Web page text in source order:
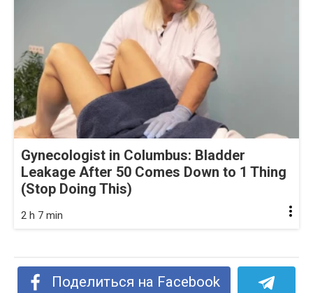
Gynecologist in Columbus: Bladder
Leakage After 50 Comes Down to 1 Thing
(Stop Doing This)
2 h 7 min
Поделиться на Facebook